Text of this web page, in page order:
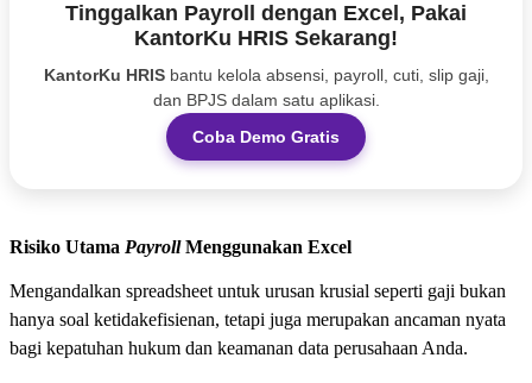
Tinggalkan Payroll dengan Excel, Pakai
KantorKu HRIS Sekarang!
KantorKu HRISbantu kelola absensi, payroll, cuti, slip gaji,
dan BPJS dalam satu aplikasi.
Coba Demo Gratis
Risiko Utama PayrollMenggunakan Excel
Mengandalkan spreadsheet untuk urusan krusial seperti gaji bukan
hanya soal ketidakefisienan, tetapi juga merupakan ancaman nyata
bagi kepatuhan hukum dan keamanan data perusahaan Anda.